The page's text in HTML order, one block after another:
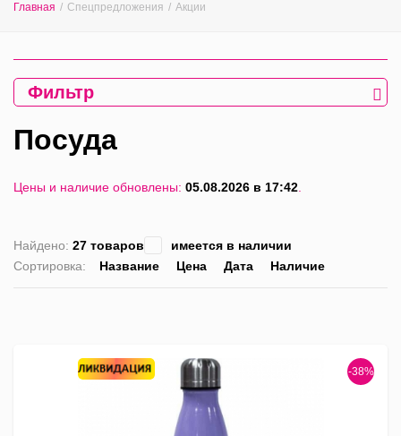
Главная / Спецпредложения / Акции
Фильтр
Посуда
Цены и наличие обновлены: 05.08.2026 в 17:42.
Найдено: 27 товаров
имеется в наличии
Сортировка:
Название Цена Дата Наличие
-38%